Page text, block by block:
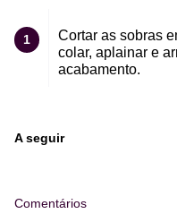
1
Cortar as sobras
colar, aplainar e
acabamento.
A seguir
Comentários